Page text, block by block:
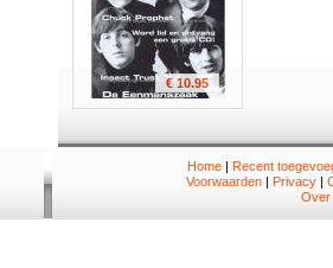
€ 10.95
Home| Recent
Voorwaarden | Privacy |
Over